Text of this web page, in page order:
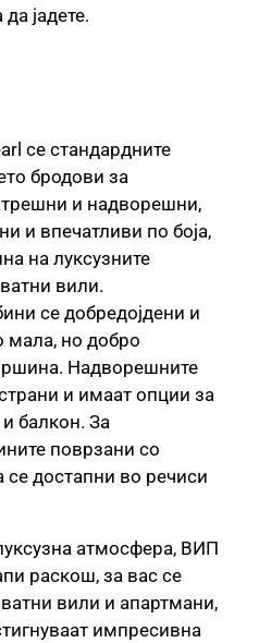
јадете.
се стандардните
бродови за
и надворешни,
и впечатливи по боја,
на луксузните
вили.
се добредојдени и
мала, но добро
Надворешните
и имаат опции за
балкон. За
поврзани со
се достапни во речиси
атмосфера, ВИП
раскош, за вас се
вили и апартмани,
импресивна